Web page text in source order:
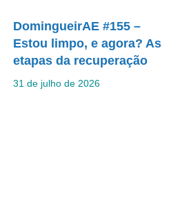
DomingueirAE #155 –
Estou limpo, e agora? As
etapas da recuperação
31 de julho de 2026